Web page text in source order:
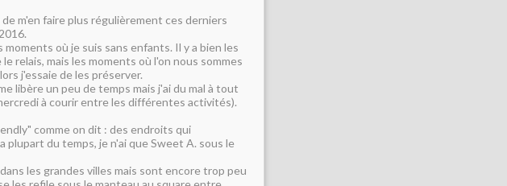
m'en faire plus régulièrement ces derniers
où je suis sans enfants. Il y a bien les
relais, mais les moments où l'on nous sommes
j'essaie de les préserver.
libère un peu de temps mais j'ai du mal à tout
à courir entre les différentes activités).
comme on dit : des endroits qui
plupart du temps, je n'ai que Sweet A. sous le
les grandes villes mais sont encore trop peu